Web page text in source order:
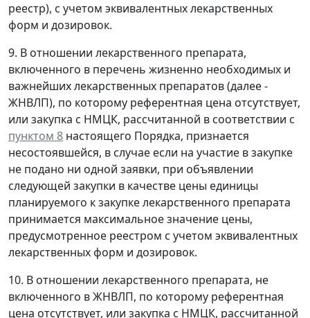
реестр), с учетом эквивалентных лекарственных
форм и дозировок.
9. В отношении лекарственного препарата,
включенного в перечень жизненно необходимых и
важнейших лекарственных препаратов (далее -
ЖНВЛП), по которому референтная цена отсутствует,
или закупка с НМЦК, рассчитанной в соответствии с
пунктом 8 настоящего Порядка, признается
несостоявшейся, в случае если на участие в закупке
не подано ни одной заявки, при объявлении
следующей закупки в качестве цены единицы
планируемого к закупке лекарственного препарата
принимается максимальное значение цены,
предусмотренное реестром с учетом эквивалентных
лекарственных форм и дозировок.
10. В отношении лекарственного препарата, не
включенного в ЖНВЛП, по которому референтная
цена отсутствует, или закупка с НМЦК, рассчитанной